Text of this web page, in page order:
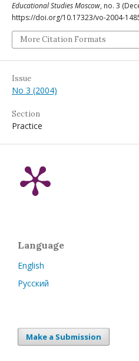
Educational Studies Moscow, no. 3
https://doi.org/10.17323/vo-2004-
More Citation Formats
Issue
No 3 (2004)
Section
Practice
Language
English
Русский
Make a Submission